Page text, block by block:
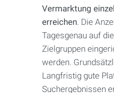
Vermarktung
erreichen. Die
Tagesgenau auf
Zielgruppen
werden.
Langfristig gute
Suchergebnissen